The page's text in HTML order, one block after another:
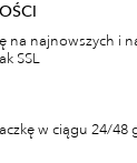
na najnowszych i
SSL
w ciągu 24/